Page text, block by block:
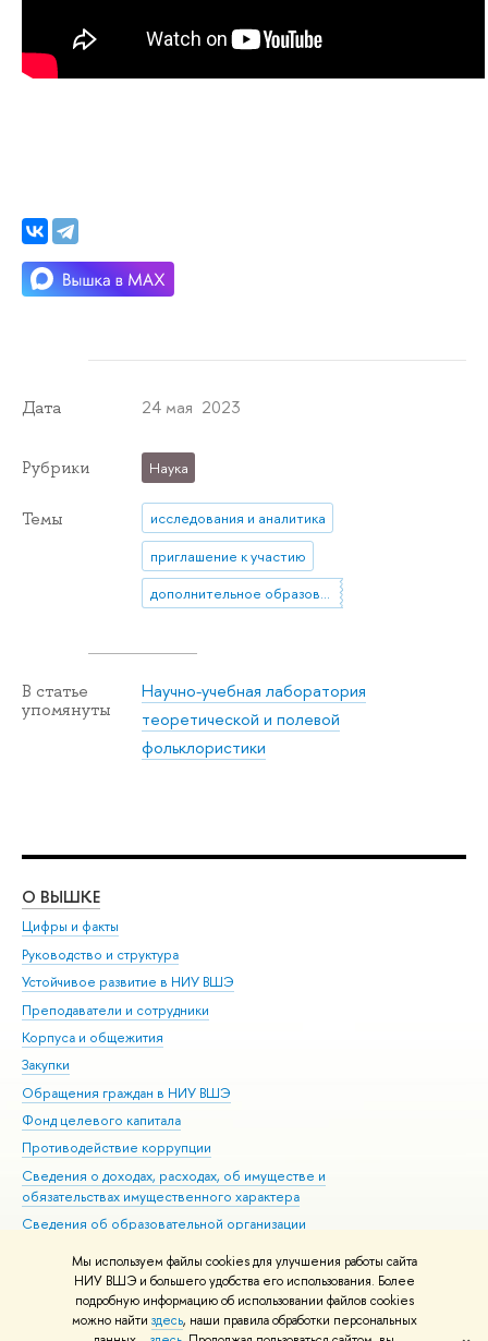
Мы используем файлы cookies для улучшения работы сайта
НИУ ВШЭ и большего удобства его использования. Более
подробную информацию об использовании файлов cookies
можно найти здесь, наши правила обработки персональных
Дата 24 мая 2023
Рубрики Наука
Темы
исследования и аналитика
приглашение к участию
дополнительное образование
В статье
упомянуты
Научно-учебная лаборатория
теоретической и полевой
фольклористики
О ВЫШКЕ
Цифры и факты
Руководство и структура
Устойчивое развитие в НИУ ВШЭ
Преподаватели и сотрудники
Корпуса и общежития
Закупки
Обращения граждан в НИУ ВШЭ
Фонд целевого капитала
Противодействие коррупции
Сведения о доходах, расходах, об имуществе и
обязательствах имущественного характера
Сведения об образовательной организации
Людям с ограниченными возможностями здоровья
Единая платежная страница
Работа в Вышке